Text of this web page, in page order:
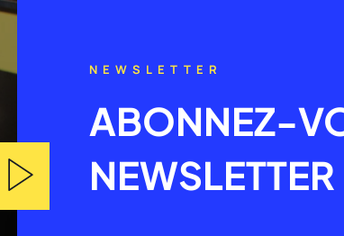
NEWSLETTER
ABONNEZ-
NEWSLETTER